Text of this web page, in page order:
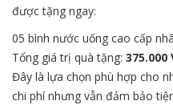
được tặng ngay:
05 bình nước uống cao cấp
Tổng giá trị quà tặng: 375.000
Đây là lựa chọn phù hợp cho
chi phí nhưng vẫn đảm bảo